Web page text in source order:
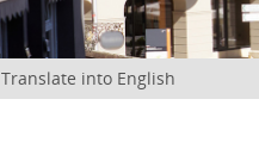
Translate into English